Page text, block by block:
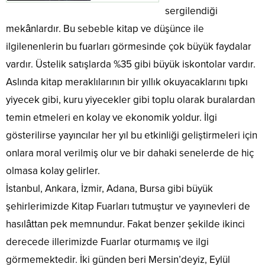
sergilendiği
mekânlardır. Bu sebeble kitap ve düşünce ile
ilgilenenlerin bu fuarları görmesinde çok büyük faydalar
vardır. Üstelik satışlarda %35 gibi büyük iskontolar vardır.
Aslında kitap meraklılarının bir yıllık okuyacaklarını tıpkı
yiyecek gibi, kuru yiyecekler gibi toplu olarak buralardan
temin etmeleri en kolay ve ekonomik yoldur. İlgi
gösterilirse yayıncılar her yıl bu etkinliği geliştirmeleri için
onlara moral verilmiş olur ve bir dahaki senelerde de hiç
olmasa kolay gelirler.
İstanbul, Ankara, İzmir, Adana, Bursa gibi büyük
şehirlerimizde Kitap Fuarları tutmuştur ve yayınevleri de
hasılâttan pek memnundur. Fakat benzer şekilde ikinci
derecede illerimizde Fuarlar oturmamış ve ilgi
görmemektedir. İki günden beri Mersin’deyiz, Eylül